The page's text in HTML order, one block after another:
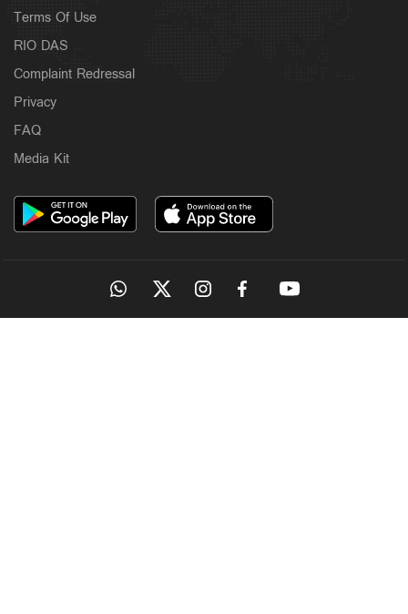
Terms Of Use
RIO DAS
Complaint Redressal
Privacy
FAQ
Media Kit